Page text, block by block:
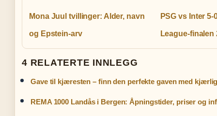
Mona Juul tvillinger: Alder, navn
og Epstein-arv
PSG vs Inter
League-finalen
4 RELATERTE INNLEGG
Gave til kjæresten – finn den perfekte gaven med
REMA 1000 Landås i Bergen: Åpningstider, priser og